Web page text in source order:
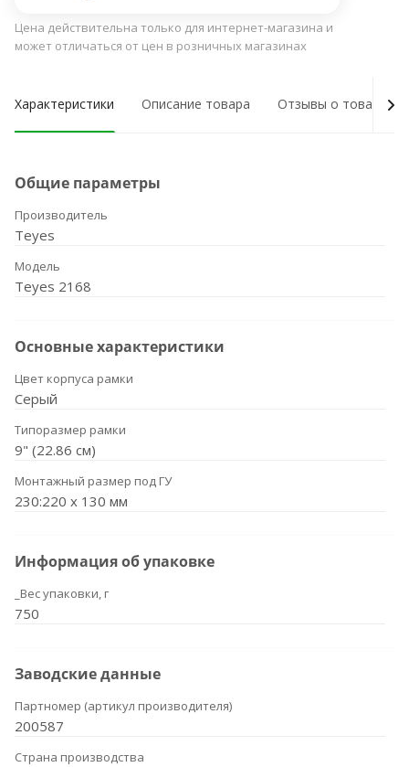
Цена действительна только для интернет-магазина и
может отличаться от цен в розничных магазинах
Характеристики Описание товара Отзывы о товаре
Общие параметры
Производитель
Teyes
Модель
Teyes 2168
Основные характеристики
Цвет корпуса рамки
Серый
Типоразмер рамки
9" (22.86 см)
Монтажный размер под ГУ
230:220 x 130 мм
Информация об упаковке
_Вес упаковки, г
750
Заводские данные
Партномер (артикул производителя)
200587
Страна производства